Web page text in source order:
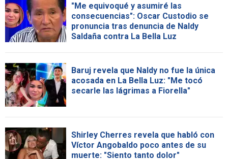
"Me equivoqué y asumiré las
consecuencias": Oscar Custodio se
pronuncia tras denuncia de Naldy
Saldaña contra La Bella Luz
Baruj revela que Naldy no fue la única
acosada en La Bella Luz: "Me tocó
secarle las lágrimas a Fiorella"
Shirley Cherres revela que habló con
Víctor Angobaldo poco antes de su
muerte: "Siento tanto dolor"